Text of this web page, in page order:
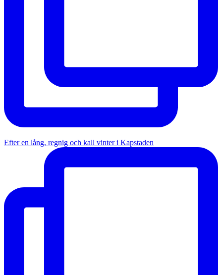
Efter en lång, regnig och kall vinter i Kapstaden